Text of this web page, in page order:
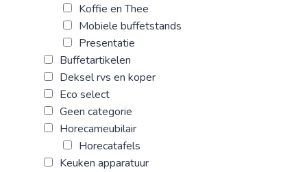
Koffie en Thee
Mobiele buffetstands
Presentatie
Buffetartikelen
Deksel rvs en koper
Eco select
Geen categorie
Horecameubilair
Horecatafels
Keuken apparatuur